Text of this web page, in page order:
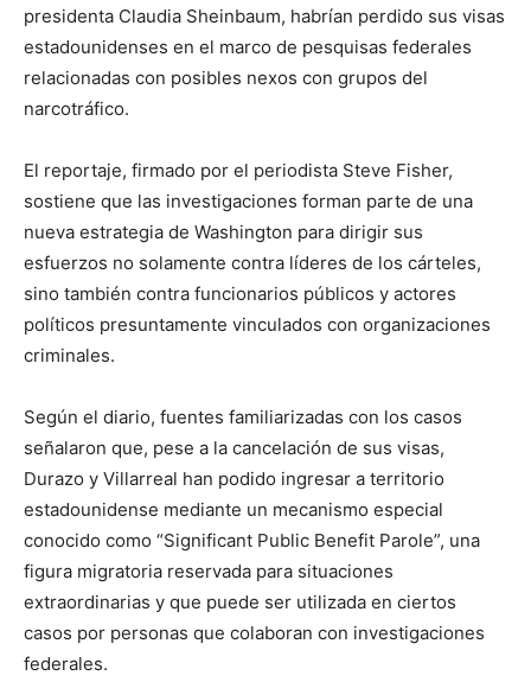
presidenta Claudia Sheinbaum, habrían perdido sus visas
estadounidenses en el marco de pesquisas federales
relacionadas con posibles nexos con grupos del
narcotráfico.
El reportaje, firmado por el periodista Steve Fisher,
sostiene que las investigaciones forman parte de una
nueva estrategia de Washington para dirigir sus
esfuerzos no solamente contra líderes de los cárteles,
sino también contra funcionarios públicos y actores
políticos presuntamente vinculados con organizaciones
criminales.
Según el diario, fuentes familiarizadas con los casos
señalaron que, pese a la cancelación de sus visas,
Durazo y Villarreal han podido ingresar a territorio
estadounidense mediante un mecanismo especial
conocido como “Significant Public Benefit Parole”, una
figura migratoria reservada para situaciones
extraordinarias y que puede ser utilizada en ciertos
casos por personas que colaboran con investigaciones
federales.